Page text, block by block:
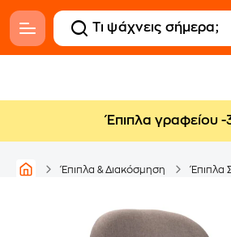
Έπιπλα γραφείου -
Έπιπλα & Διακόσμηση Έπιπλα